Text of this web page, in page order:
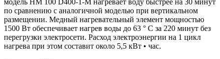
модель HM 100 D400-1-M нагревает воду быстрее на 30 минут
по сравнению с аналогичной моделью при вертикальном
размещении. Медный нагревательный элемент мощностью
1500 Вт обеспечивает нагрев воды до 63 ° C за 220 минут без
перегрузки электросети. Расход электроэнергии на 1 цикл
нагрева при этом составит около 5,5 кВт • час.